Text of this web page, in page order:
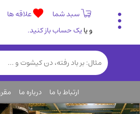
سبد شما علاقه ها
و یایک حساب باز کنید.
تاریخی و فرهنگی
(838)
رمان و داستان ایرانی(307)
روانشناسی(357)
ارتباط با ما درباره ما